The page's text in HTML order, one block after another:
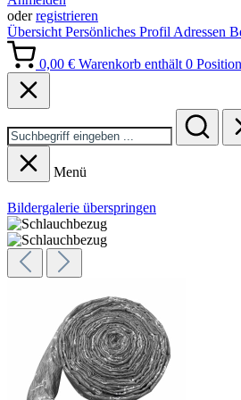
oderregistrieren
Übersicht Persönliches Profil Adressen
0,00 € Warenkorb enthält 0
Menü
Bildergalerie überspringen